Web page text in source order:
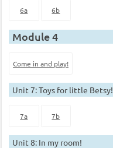
6a 6b
Module 4
Come in and play!
Unit 7: Toys for little Betsy!
7a 7b
Unit 8: In my room!